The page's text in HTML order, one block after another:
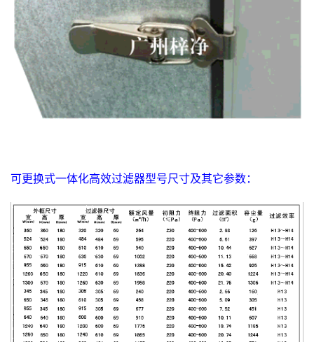
可更换式一体化高效过滤器型号尺寸及其它参数：